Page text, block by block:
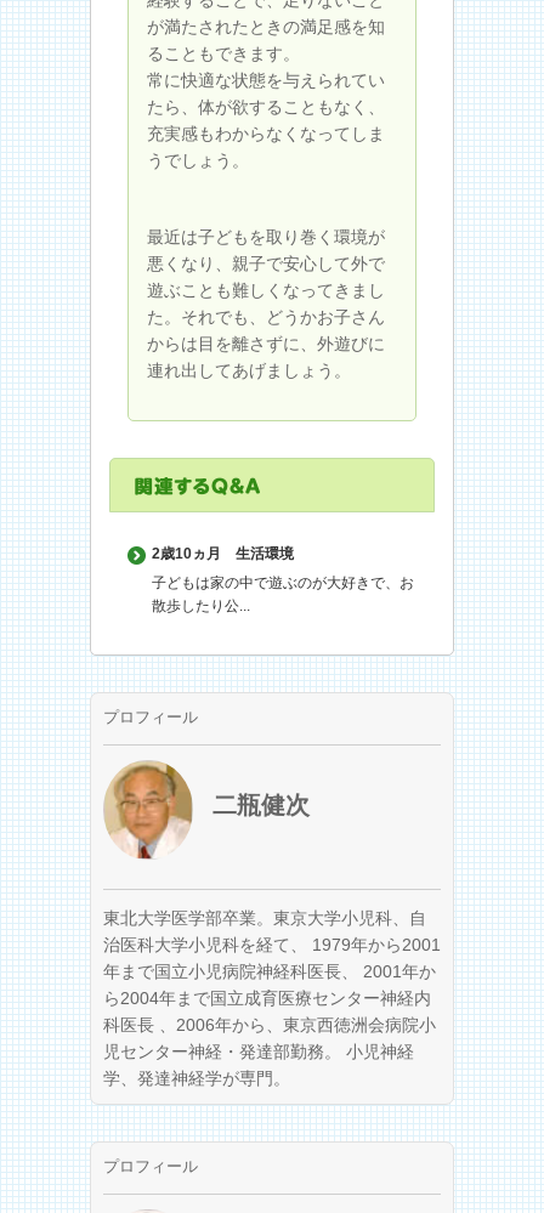
が満たされたときの満足感を知
ることもできます。
常に快適な状態を与えられてい
たら、体が欲することもなく、
充実感もわからなくなってしま
うでしょう。
最近は子どもを取り巻く環境が
悪くなり、親子で安心して外で
遊ぶことも難しくなってきまし
た。それでも、どうかお子さん
からは目を離さずに、外遊びに
連れ出してあげましょう。
2歳10ヵ月
生活環境
子どもは家の中で遊ぶのが大好きで、お
散歩したり公...
プロフィール
二瓶健次
東北大学医学部卒業。東京大学小児科、自
治医科大学小児科を経て、 1979年から2001
年まで国立小児病院神経科医長、 2001年か
ら2004年まで国立成育医療センター神経内
科医長 、2006年から、東京西徳洲会病院小
児センター神経・発達部勤務。 小児神経
学、発達神経学が専門。
プロフィール